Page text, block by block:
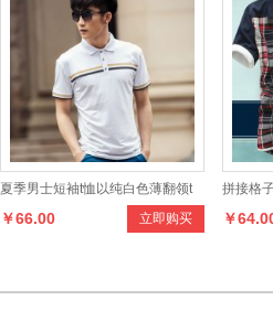
夏季男士短袖t恤以纯白色薄翻领t
恤男韩版修身时尚polo衫男潮
立即购买
￥66.00
拼接格
男士衬
￥